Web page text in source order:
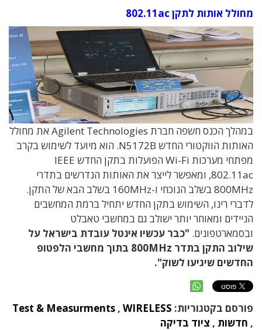
מחולל אותות לתקן 802.11ac
במהלך הכנס חשפה חברת Agilent Technologies את מחולל
האותות הווקטורי החדש N5172B. הוא מיועד לשימוש בקרב
מפתחי מערכות Wi-Fi הפועלות בתקן החדש IEEE
802.11ac, ומאפשר לייצר את האותות הנדרשים בתדרי
800MHz בשלב הנוכחי ו-160MHz בשלב הבא של התקן.
לדברי רינו, השימוש בתקן החדש יתחיל ברמת המחשבים
הניידים ומאוחר יותר ישולב גם במחשבי טאבלט
ובסמארטפונים. "כבר עכשיו אינטל עובדת בישראל על
שילוב התקן בתדר 800MHz בתוך מחשבי הלפטופ
החדשים שיגיעו לשוק".
פורסם בקטגוריות: Test & Measurments , WIRELESS
, חדשות , ציוד בדיקה